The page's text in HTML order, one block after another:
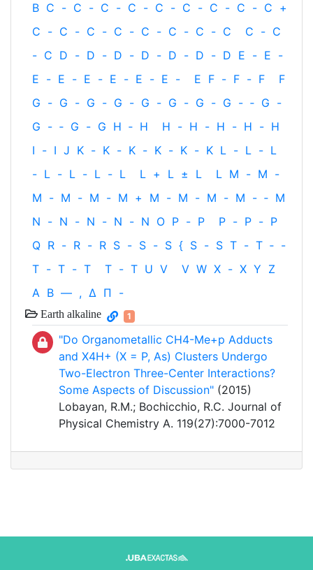
B C - C - C - C - C - C - C - C - C +
C - C - C - C - C - C - C - C C - C
- C D - D - D - D - D - D - D E - E -
E - E - E - E - E - E - E F - F - F
F
G - G - G - G - G - G - G - G - ‐ G -
G - ‐ G - G H ‐ H H - H - H - H - H
I - I J K - K - K - K - K - K L - L - L
- L - L - L - L L + L ± L L M - M -
M - M - M - M + M - M - M - M - ‐ M
N - N - N - N - N O P - P P - P - P
Q R - R - R S - S - S { S - S T - T ‐ -
T - T - T T - T U V V W X - X Y Z
Α Β — , Δ Π -
Earth alkaline 1
"Do Organometallic CH4-Me+p Adducts
and X4H+ (X = P, As) Clusters Undergo
Two-Electron Three-Center Interactions?
Some Aspects of Discussion" (2015)
Lobayan, R.M.; Bochicchio, R.C. Journal of
Physical Chemistry A. 119(27):7000-7012